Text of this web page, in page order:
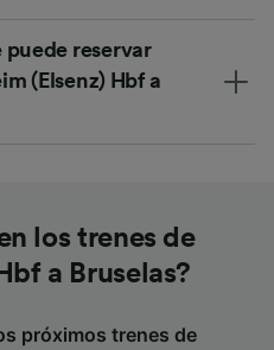
puede reservar
(Elsenz) Hbf a
los trenes de
a Bruselas?
próximos trenes de